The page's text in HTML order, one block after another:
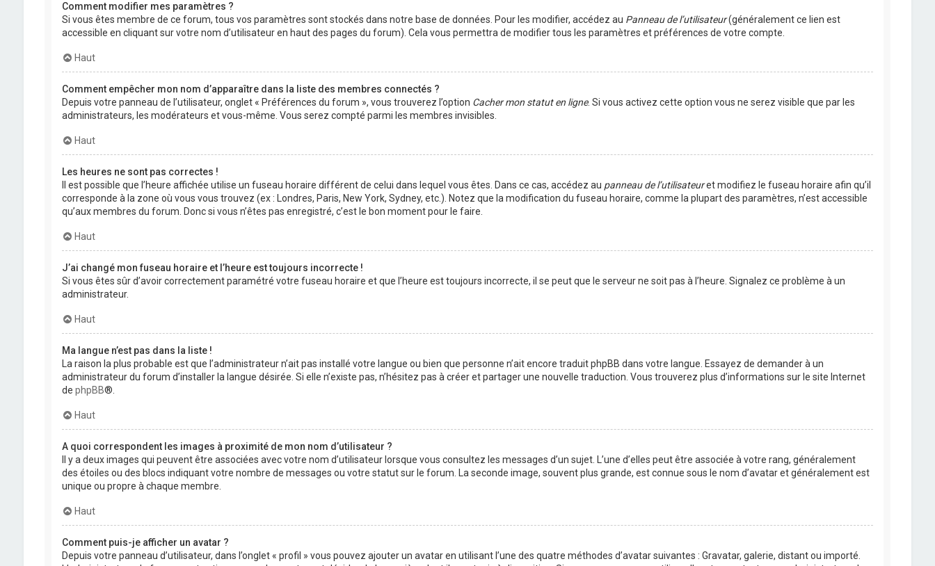
Comment modifier mes paramètres ?
Si vous êtes membre de ce forum, tous vos paramètres sont stockés dans notre base de données. Pour les modifier, accédez au Panneau de l’utilisateur(généralement ce lien est
accessible en cliquant sur votre nom d’utilisateur en haut des pages du forum). Cela vous permettra de modifier tous les paramètres et préférences de votre compte.
Haut
Comment empêcher mon nom d’apparaître dans la liste des membres connectés ?
Depuis votre panneau de l’utilisateur, onglet « Préférences du forum », vous trouverez l’option Cacher mon statut en ligne. Si vous activez cette option vous ne serez visible que par les
administrateurs, les modérateurs et vous-même. Vous serez compté parmi les membres invisibles.
Haut
Les heures ne sont pas correctes !
Il est possible que l’heure affichée utilise un fuseau horaire différent de celui dans lequel vous êtes. Dans ce cas, accédez au panneau de l’utilisateuret modifiez le fuseau horaire afin qu’il
corresponde à la zone où vous vous trouvez (ex : Londres, Paris, New York, Sydney, etc.). Notez que la modification du fuseau horaire, comme la plupart des paramètres, n’est accessible
qu’aux membres du forum. Donc si vous n’êtes pas enregistré, c’est le bon moment pour le faire.
Haut
J’ai changé mon fuseau horaire et l’heure est toujours incorrecte !
Si vous êtes sûr d’avoir correctement paramétré votre fuseau horaire et que l’heure est toujours incorrecte, il se peut que le serveur ne soit pas à l’heure. Signalez ce problème à un
administrateur.
Haut
Ma langue n’est pas dans la liste !
La raison la plus probable est que l’administrateur n’ait pas installé votre langue ou bien que personne n’ait encore traduit phpBB dans votre langue. Essayez de demander à un
administrateur du forum d’installer la langue désirée. Si elle n’existe pas, n’hésitez pas à créer et partager une nouvelle traduction. Vous trouverez plus d’informations sur le site Internet
de phpBB®.
Haut
A quoi correspondent les images à proximité de mon nom d’utilisateur ?
Il y a deux images qui peuvent être associées avec votre nom d’utilisateur lorsque vous consultez les messages d’un sujet. L’une d’elles peut être associée à votre rang, généralement
des étoiles ou des blocs indiquant votre nombre de messages ou votre statut sur le forum. La seconde image, souvent plus grande, est connue sous le nom d’avatar et généralement est
unique ou propre à chaque membre.
Haut
Comment puis-je afficher un avatar ?
Depuis votre panneau d’utilisateur, dans l’onglet « profil » vous pouvez ajouter un avatar en utilisant l’une des quatre méthodes d’avatar suivantes : Gravatar, galerie, distant ou importé.